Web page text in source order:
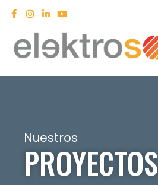
Nuestros
PROYECTOS